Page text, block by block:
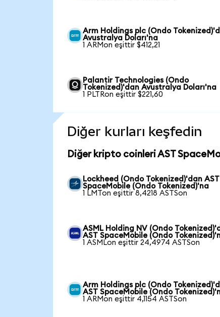
Arm Holdings plc (Ondo
Avustralya Doları'na
1 ARMon eşittir $412,21
Palantir Technologies (Ondo
Tokenized)'dan Avustralya Doları'na
1 PLTRon eşittir $221,60
Diğer kurları keşfedin
Diğer kripto coinleri AST
Lockheed (Ondo Tokenized)'dan AST
SpaceMobile (Ondo Tokenized)'na
1 LMTon eşittir 8,4218 ASTSon
ASML Holding NV (Ondo
AST SpaceMobile (Ondo
1 ASMLon eşittir 24,4974 ASTSon
Arm Holdings plc (Ondo
AST SpaceMobile (Ondo
1 ARMon eşittir 4,1154 ASTSon